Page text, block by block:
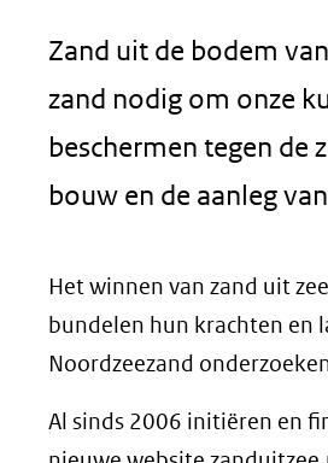
Zand uit de bodem
zand nodig om onze
beschermen tegen de
bouw en de aanleg
Het winnen van zand uit
bundelen hun krachten en
Noordzeezand
Al sinds 2006 initiëren en